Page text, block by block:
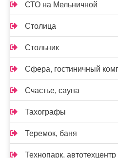
СТО на Мельничной
Столица
Стольник
Сфера, гостиничный
Счастье, сауна
Тахографы
Теремок, баня
Технопарк,